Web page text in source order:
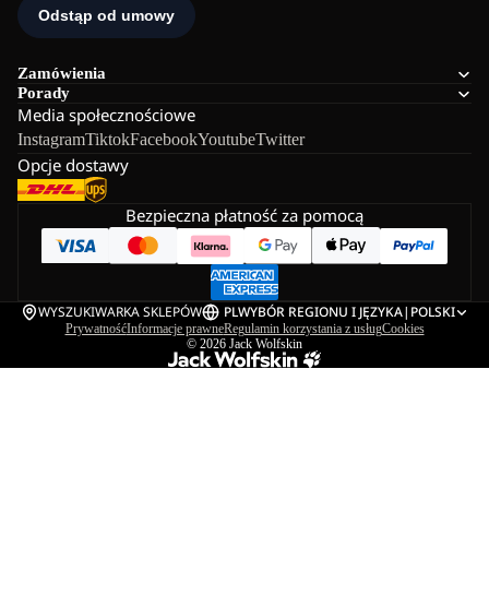
Zamówienia
Porady
Media społecznościowe
InstagramTiktokFacebookYoutubeTwitter
Opcje dostawy
Bezpieczna płatność za pomocą
WYSZUKIWARKA SKLEPÓW PLWYBÓR REGIONU I JĘZYKA| POLSKI
PrywatnośćInformacje prawneRegulamin korzystania z usługCookies
© 2026 Jack Wolfskin